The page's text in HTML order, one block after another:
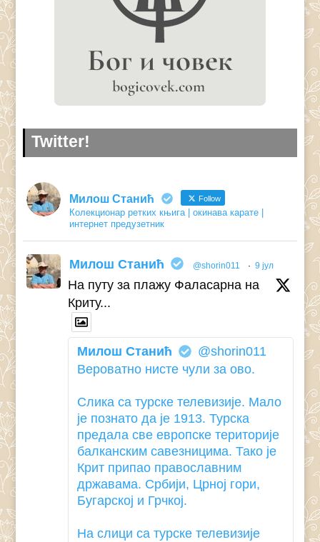
Twitter!
Милош Станић Follow
Колекционар ретких књига | окинава карате |
интернет предузетник
Милош Станић @shorin011 · 9 јул
На путу за плажу Фаласарна на
Криту...
Милош Станић
@shorin011
Вероватно нисте чули за ово.
Слика са турске телевизије. Мало
је познато да је 1913. Турска
предала све европске територије
балканским савезницима. Тако је
Крит припао православним
државама. Србији, Црној гори,
Бугарској и Грчкој.
На слици са турске телевизије